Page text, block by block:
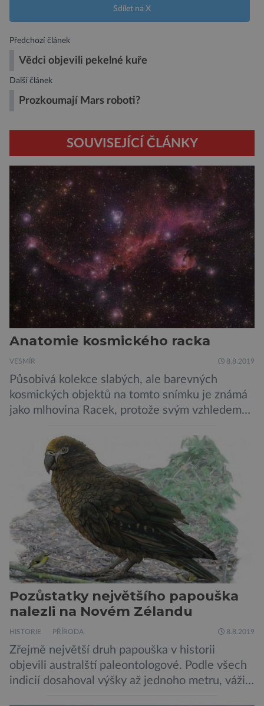
Sdílet na X
Předchozí článek
Vědci objevili pekelné kuře
Další článek
Prozkoumají Mars roboti?
SOUVISEJÍCÍ ČLÁNKY
Anatomie kosmického racka
VESMÍR 8.8.2019
Působivá kolekce slabých, ale barevných
kosmických objektů na tomto snímku je známá
jako mlhovina Racek, protože svým vzhledem
prachu, vodíku, hélia a malého množství těžších
chemických prvků. Celá oblast je místem zrodu
nových hvězd. Mimořádné rozlišení tohoto
záběru pořízeného pomocí přehlídkového
teleskopu ESO/VST odhaluje detaily
jednotlivých astronomických objektů, […]
Pozůstatky největšího papouška
nalezli na Novém Zélandu
HISTORIE PŘÍRODA 8.8.2019
Zřejmě největší druh papouška v historii
objevili australští paleontologové. Podle všech
indicií dosahoval výšky až jednoho metru, vážil